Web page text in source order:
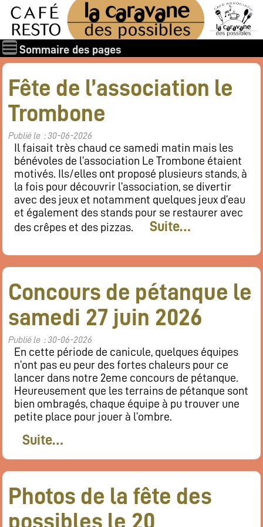
Sommaire des pages
Qui sommes-nous ?
Les associations
Rapports et documents
Les membres
Les valeurs de la Caravane des Possibles
Nos amis
Nos soutiens
Galerie des photos
Boire et manger
Horaires d’ouverture
Carte : boissons, restaurant
Restaurant
Notre cuisine
Où / Contact
Venez nous voir
Nous écrire
Participez !
S’inscrire
Animations
Animation régulières
Tous les évènements par dates
Mentions légales
Flux RSS articles
Fête de l’association le
Trombone
Publié le : 30-06-2026
Il faisait très chaud ce samedi matin mais les
bénévoles de l’association Le Trombone étaient
motivés. Ils/elles ont proposé plusieurs stands, à
la fois pour découvrir l’association, se divertir
avec des jeux et notamment quelques jeux d’eau
et également des stands pour se restaurer avec
des crêpes et des pizzas.
Suite…
Concours de pétanque le
samedi 27 juin 2026
Publié le : 30-06-2026
En cette période de canicule, quelques équipes
n’ont pas eu peur des fortes chaleurs pour ce
lancer dans notre 2eme concours de pétanque.
Heureusement que les terrains de pétanque sont
bien ombragés, chaque équipe à pu trouver une
petite place pour jouer à l’ombre.
Suite…
Photos de la fête des
possibles le 20